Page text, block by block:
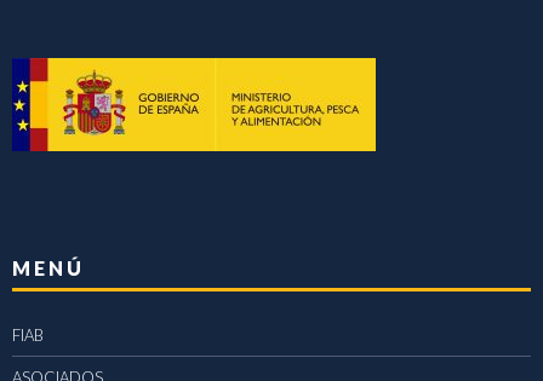
MENÚ
FIAB